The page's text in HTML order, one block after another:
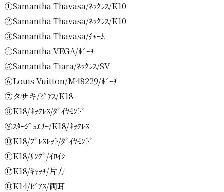
①Samantha Thavasa/ﾈｯｸﾚｽ/K10
②Samantha Thavasa/ﾈｯｸﾚｽ/K10
③Samantha Thavasa/ﾁｬｰﾑ
④Samantha VEGA/ﾎﾟｰﾁ
⑤Samantha Tiara/ﾈｯｸﾚｽ/SV
⑥Louis Vuitton/M48229/ﾎﾟｰﾁ
⑦タサキ/ﾋﾟｱｽ/K18
⑧K18/ﾈｯｸﾚｽ/ﾀﾞｲﾔﾓﾝﾄﾞ
⑨ｽﾀｰｼﾞｭｴﾘｰ/K18/ﾈｯｸﾚｽ
⑩K18/ﾌﾞﾚｽﾚｯﾄ/ﾀﾞｲﾔﾓﾝﾄﾞ
⑪K18/ﾘﾝｸﾞ/ｲﾛｲｼ
⑫K18/ｷｬｯﾁ/片方
⑬K14/ﾋﾟｱｽ/両耳